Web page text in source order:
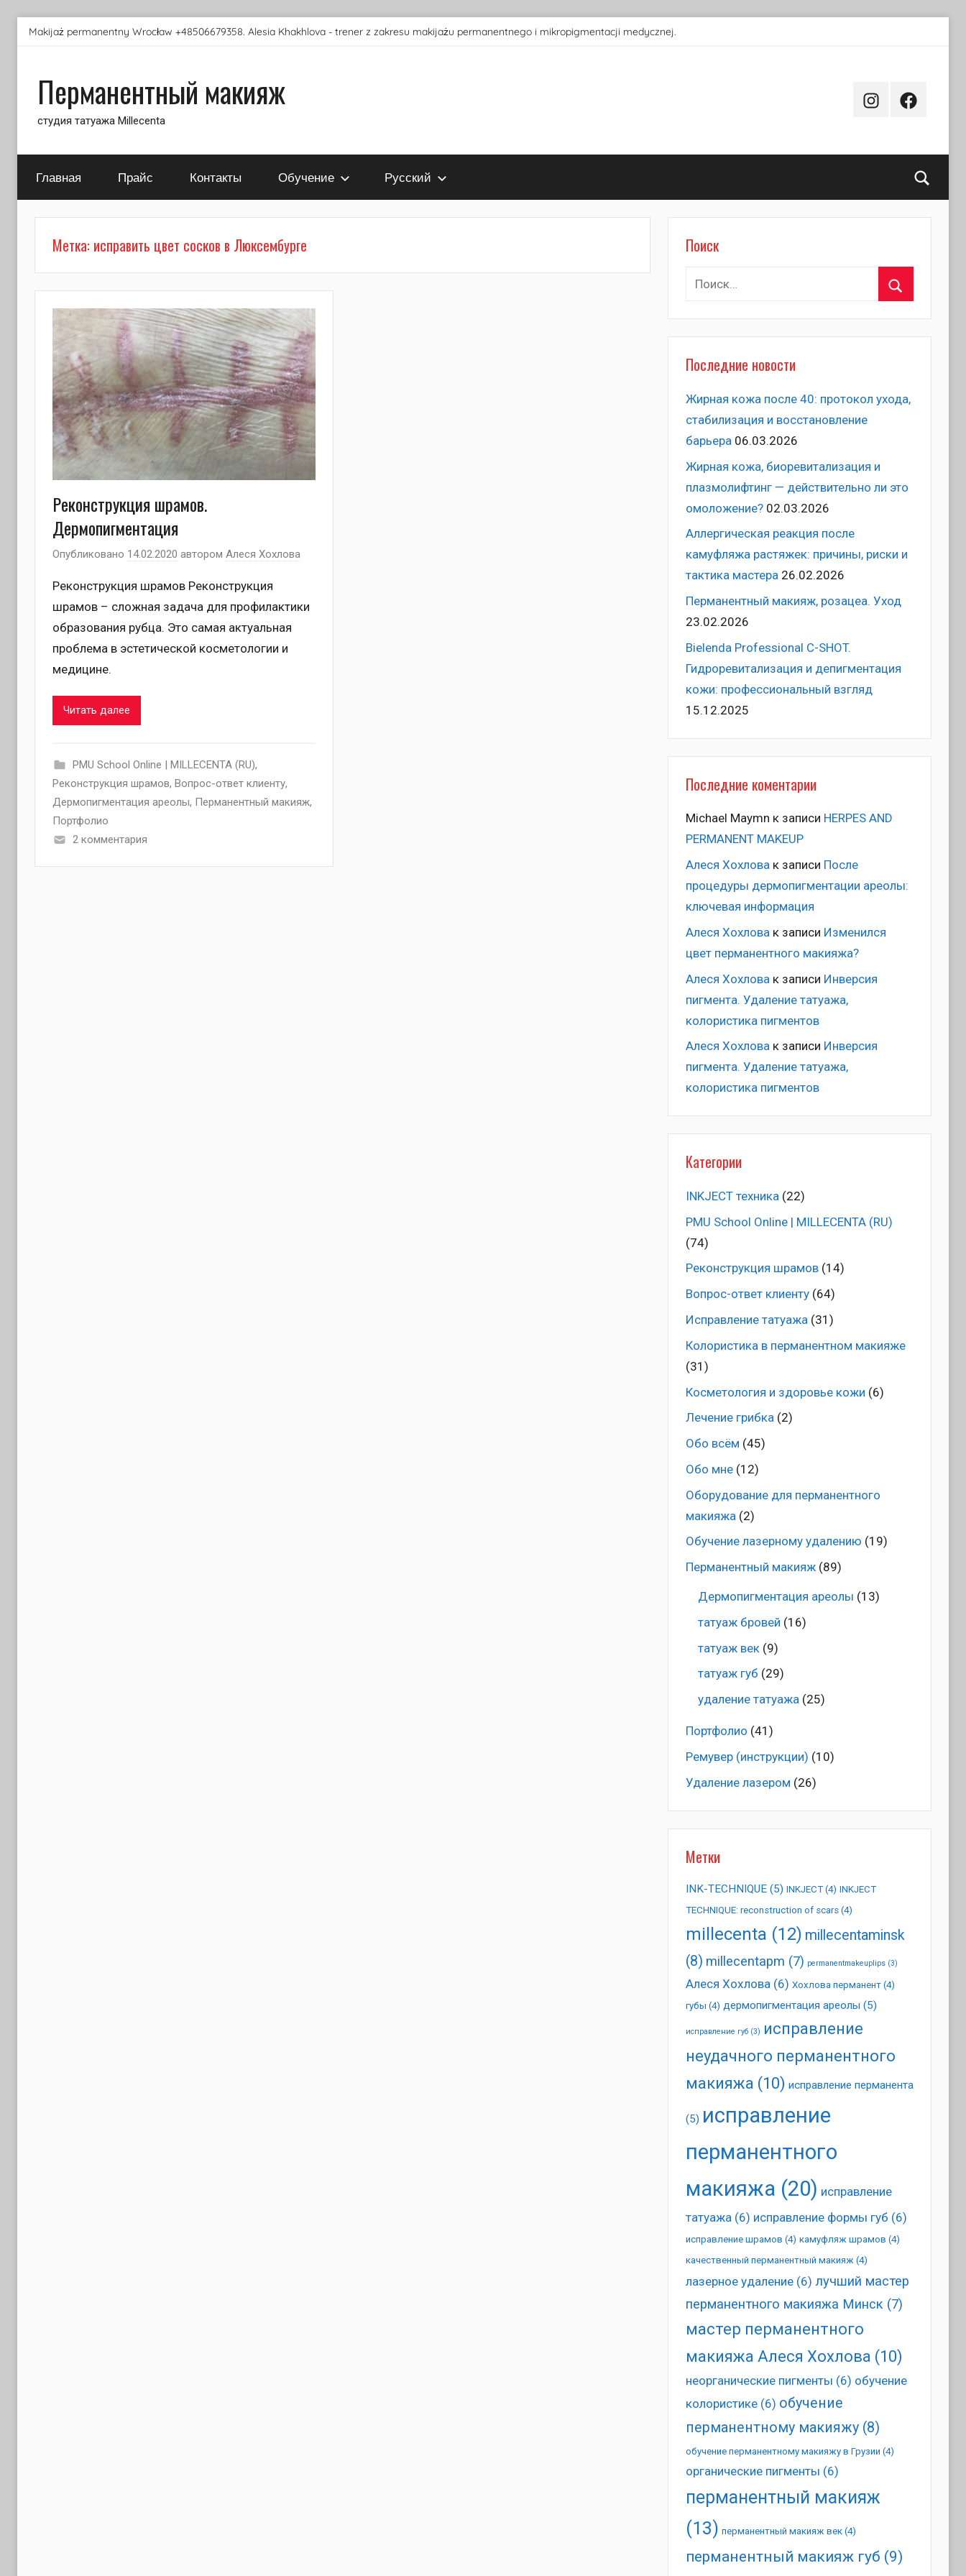
Перейти
Makijaż permanentny Wrocław +48506679358. Alesia Khakhlova - trener z zakresu makijażu permanentnego i mikropigmentacji medycznej.
Перманентный макияж
студия татуажа Millecenta
InstagramFacebook
Главная Прайс Контакты Обучение Русский
Метка: исправить цвет сосков в Люксембурге
Реконструкция шрамов.
Дермопигментация
Опубликовано 14.02.2020 автором Алеся Хохлова
Реконструкция шрамов Реконструкция
шрамов – сложная задача для профилактики
образования рубца. Это самая актуальная
проблема в эстетической косметологии и
медицине.
Читать далее
PMU School Online | MILLECENTA (RU),
Pеконструкция шрамов, Вопрос-ответ клиенту,
Дермопигментация ареолы, Перманентный макияж,
Портфолио
2 комментария
Поиск
Найти:
Последние новости
Жирная кожа после 40: протокол ухода,
стабилизация и восстановление
барьера 06.03.2026
Жирная кожа, биоревитализация и
плазмолифтинг — действительно ли это
омоложение? 02.03.2026
Аллергическая реакция после
камуфляжа растяжек: причины, риски и
тактика мастера 26.02.2026
Перманентный макияж, розацеа. Уход
23.02.2026
Bielenda Professional C-SHOT.
Гидроревитализация и депигментация
кожи: профессиональный взгляд
15.12.2025
Последние коментарии
Michael Maymn к записи HERPES AND
PERMANENT MAKEUP
Алеся Хохловак записи После
процедуры дермопигментации ареолы:
ключевая информация
Алеся Хохлова к записи Изменился
цвет перманентного макияжа?
Алеся Хохлова к записи Инверсия
пигмента. Удаление татуажа,
колористика пигментов
Алеся Хохловак записи Инверсия
пигмента. Удаление татуажа,
колористика пигментов
Категории
INKJECT техника (22)
PMU School Online | MILLECENTA (RU)
(74)
Pеконструкция шрамов(14)
Вопрос-ответ клиенту(64)
Исправление татуажа (31)
Колористика в перманентном макияже
(31)
Косметология и здоровье кожи (6)
Лечение грибка(2)
Обо всём (45)
Обо мне(12)
Оборудование для перманентного
макияжа (2)
Обучение лазерному удалению (19)
Перманентный макияж(89)
Дермопигментация ареолы (13)
татуаж бровей (16)
татуаж век(9)
татуаж губ (29)
удаление татуажа(25)
Портфолио (41)
Ремувер (инструкции) (10)
Удаление лазером (26)
Метки
INK-TECHNIQUE(5) INKJECT(4) INKJECT
TECHNIQUE: reconstruction of scars(4)
millecenta (12) millecentaminsk
(8) millecentapm (7) permanentmakeuplips(3)
Алеся Хохлова(6) Хохлова перманент(4)
губы (4) дермопигментация ареолы (5)
исправление губ(3) исправление
неудачного перманентного
макияжа (10) исправление перманента
(5) исправление
перманентного
макияжа (20) исправление
татуажа(6) исправление формы губ (6)
исправление шрамов (4) камуфляж шрамов (4)
качественный перманентный макияж (4)
лазерное удаление(6) лучший мастер
перманентного макияжа Минск (7)
мастер перманентного
макияжа Алеся Хохлова (10)
неорганические пигменты (6) обучение
колористике(6) обучение
перманентному макияжу(8)
обучение перманентному макияжу в Грузии (4)
органические пигменты (6)
перманентный макияж
(13) перманентный макияж век(4)
перманентный макияж губ (9)